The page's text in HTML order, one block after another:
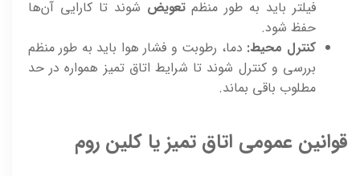
فیلتر باید به طور منظمتعویض شوند تا کارایی آن‌ها
حفظ شود.
کنترل محیط: دما، رطوبت و فشار هوا باید به طور منظم
بررسی و کنترل شوند تا شرایط اتاق تمیز همواره در حد
مطلوب باقی بماند.
قوانين عمومی اتاق تمیز یا کلين روم